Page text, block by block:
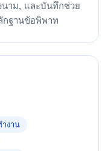
นาม, และบันทึกช่วย
กฐานข้อพิพาท
งาน